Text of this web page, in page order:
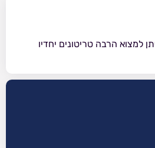
למצוא הרבה טריטונים יחדיו